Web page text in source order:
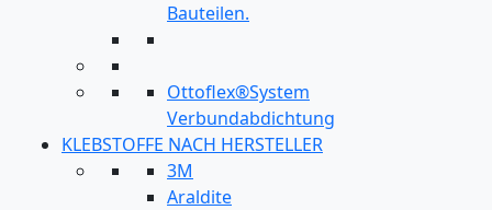
Bauteilen.
Ottoflex®System
Verbundabdichtung
KLEBSTOFFE NACH HERSTELLER
3M
Araldite